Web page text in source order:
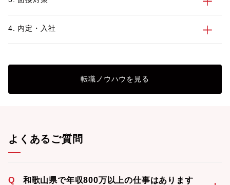
4. 内定・入社
転職ノウハウを見る
よくあるご質問
Q
和歌山県で年収800万以上の仕事はあります